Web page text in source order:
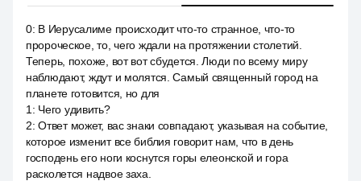
0: В Иерусалиме происходит что-то странное, что-то
пророческое, то, чего ждали на протяжении столетий.
Теперь, похоже, вот вот сбудется. Люди по всему миру
наблюдают, ждут и молятся. Самый священный город на
планете готовится, но для
1 : Чего удивить?
2:Ответ может, вас знаки совпадают, указывая на событие,
которое изменит все библия говорит нам, что в день
господень его ноги коснутся горы елеонской и гора
расколется надвое заха.